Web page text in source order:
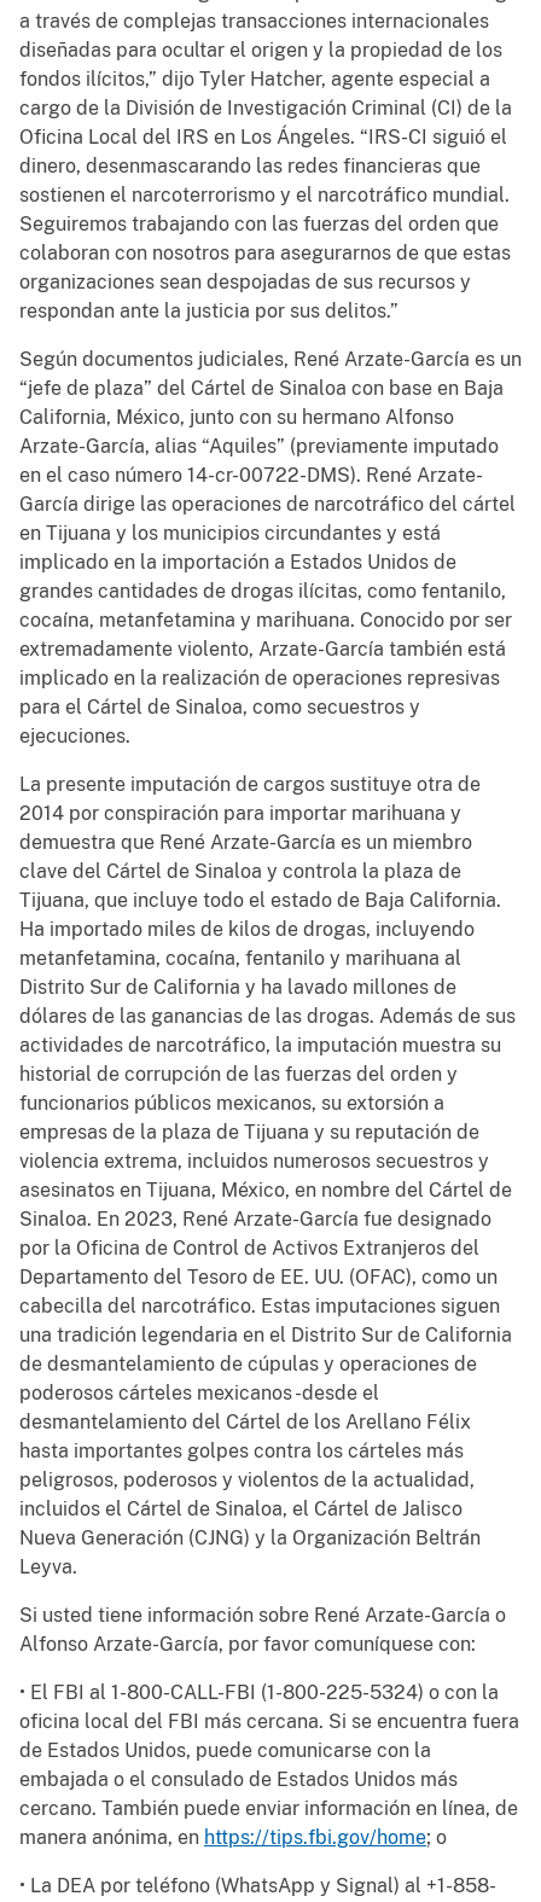
a través de complejas transacciones internacionales
diseñadas para ocultar el origen y la propiedad de los
fondos ilícitos,” dijo Tyler Hatcher, agente especial a
cargo de la División de Investigación Criminal (CI) de la
Oficina Local del IRS en Los Ángeles. “IRS-CI siguió el
dinero, desenmascarando las redes financieras que
sostienen el narcoterrorismo y el narcotráfico mundial.
Seguiremos trabajando con las fuerzas del orden que
colaboran con nosotros para asegurarnos de que estas
organizaciones sean despojadas de sus recursos y
respondan ante la justicia por sus delitos.”
Según documentos judiciales, René Arzate-García es un
“jefe de plaza” del Cártel de Sinaloa con base en Baja
California, México, junto con su hermano Alfonso
Arzate-García, alias “Aquiles” (previamente imputado
en el caso número 14-cr-00722-DMS). René Arzate-
García dirige las operaciones de narcotráfico del cártel
en Tijuana y los municipios circundantes y está
implicado en la importación a Estados Unidos de
grandes cantidades de drogas ilícitas, como fentanilo,
cocaína, metanfetamina y marihuana. Conocido por ser
extremadamente violento, Arzate-García también está
implicado en la realización de operaciones represivas
para el Cártel de Sinaloa, como secuestros y
ejecuciones.
La presente imputación de cargos sustituye otra de
2014 por conspiración para importar marihuana y
demuestra que René Arzate-García es un miembro
clave del Cártel de Sinaloa y controla la plaza de
Tijuana, que incluye todo el estado de Baja California.
Ha importado miles de kilos de drogas, incluyendo
metanfetamina, cocaína, fentanilo y marihuana al
Distrito Sur de California y ha lavado millones de
dólares de las ganancias de las drogas. Además de sus
actividades de narcotráfico, la imputación muestra su
historial de corrupción de las fuerzas del orden y
funcionarios públicos mexicanos, su extorsión a
empresas de la plaza de Tijuana y su reputación de
violencia extrema, incluidos numerosos secuestros y
asesinatos en Tijuana, México, en nombre del Cártel de
Sinaloa. En 2023, René Arzate-García fue designado
por la Oficina de Control de Activos Extranjeros del
Departamento del Tesoro de EE. UU. (OFAC), como un
cabecilla del narcotráfico. Estas imputaciones siguen
una tradición legendaria en el Distrito Sur de California
de desmantelamiento de cúpulas y operaciones de
poderosos cárteles mexicanos -desde el
desmantelamiento del Cártel de los Arellano Félix
hasta importantes golpes contra los cárteles más
peligrosos, poderosos y violentos de la actualidad,
incluidos el Cártel de Sinaloa, el Cártel de Jalisco
Nueva Generación (CJNG) y la Organización Beltrán
Leyva.
Si usted tiene información sobre René Arzate-García o
Alfonso Arzate-García, por favor comuníquese con:
• El FBI al 1-800-CALL-FBI (1-800-225-5324) o con la
oficina local del FBI más cercana. Si se encuentra fuera
de Estados Unidos, puede comunicarse con la
embajada o el consulado de Estados Unidos más
cercano. También puede enviar información en línea, de
manera anónima, en https://tips.fbi.gov/home; o
• La DEA por teléfono (WhatsApp y Signal) al +1-858-